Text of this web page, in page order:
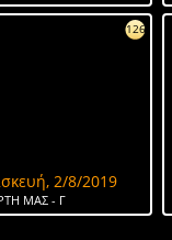
126
2/8/2019
ΜΑΣ - Γ